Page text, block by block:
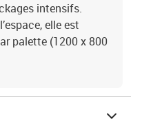
intensifs.
elle est
palette (1200 x 800